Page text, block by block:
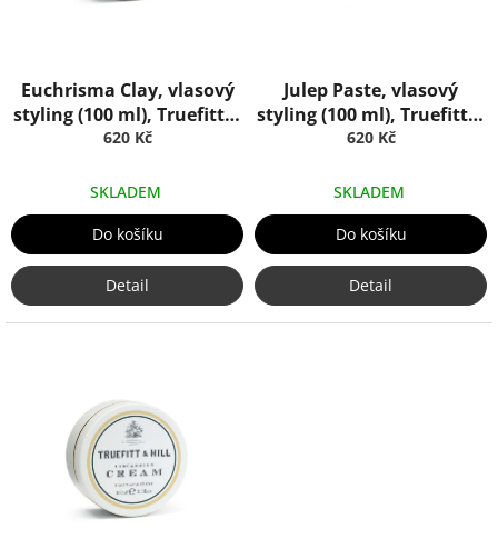
ů
Euchrisma Clay, vlasový
styling (100 ml), Truefitt &
Hill
620 Kč
SKLADEM
Do košíku
Detail
Julep Paste, vlasový
styling (100 ml), Truefitt &
Hill
620 Kč
SKLADEM
Do košíku
Detail